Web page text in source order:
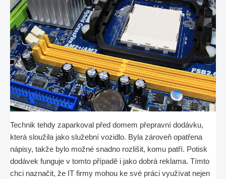
Technik tehdy zaparkoval před domem přepravní dodávku,
která sloužila jako služební vozidlo. Byla zároveň opatřena
nápisy, takže bylo možné snadno rozlišit, komu patří. Potisk
dodávek funguje v tomto případě i jako dobrá reklama. Tímto
chci naznačit, že IT firmy mohou ke své práci využívat nejen